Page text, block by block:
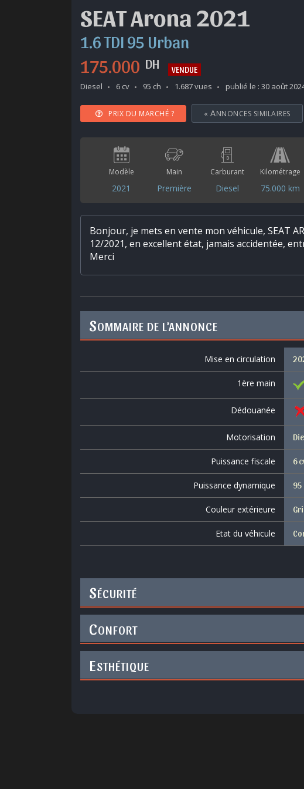
SEAT Arona 2021
1.6 TDI 95 Urban
175.000 DH VENDUE
Diesel 6 cv 95 ch 1.687 vues publié le : 30 août
PRIX DU MARCHÉ ? « ANNONCES SIMILAIRES
Modèle
2021
Main
Première
Carburant
Diesel
Kilométrage
75.000 km
Bonjour, je mets en vente mon véhicule, SEAT
12/2021, en excellent état, jamais accidentée,
Merci
SOMMAIRE DE L’ANNONCE
Mise en circulation
1ère main
Dédouanée
Motorisation
Puissance fiscale 6
Puissance dynamique 95
Couleur extérieure
Etat du véhicule
SÉCURITÉ
CONFORT
ESTHÉTIQUE